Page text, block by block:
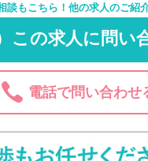
談もこちら！他の求人のご紹
この求人に問い
電話で問い合わせ